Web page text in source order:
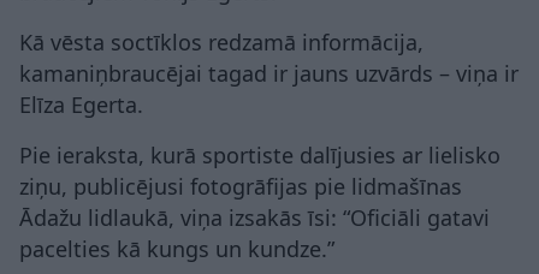
Kā vēsta soctīklos redzamā informācija,
kamaniņbraucējai tagad ir jauns uzvārds – viņa ir
Elīza Egerta.
Pie ieraksta, kurā sportiste dalījusies ar lielisko
ziņu, publicējusi fotogrāfijas pie lidmašīnas
Ādažu lidlaukā, viņa izsakās īsi: “Oficiāli gatavi
pacelties kā kungs un kundze.”